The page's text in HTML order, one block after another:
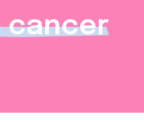
cancer